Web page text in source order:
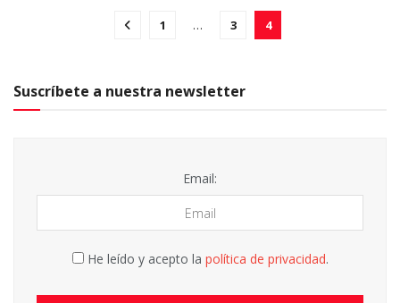
1 … 3 4
Suscríbete a nuestra newsletter
Email:
He leído y acepto la política de privacidad.